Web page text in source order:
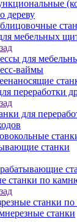
дереву
мебельных
для
ваймы
переработки
для
станки
станки по
станки
станки